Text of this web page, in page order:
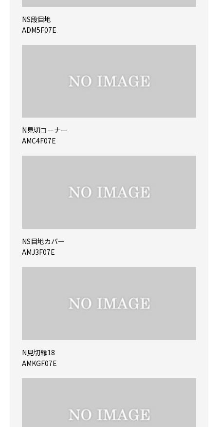
NS段目地
ADM5F07E
N見切コーナー
AMC4F07E
NS目地カバー
AMJ3F07E
N見切縁18
AMKGF07E